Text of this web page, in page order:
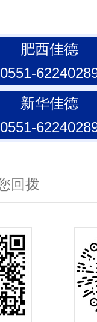
肥西佳德
0551-
新华佳德
0551-